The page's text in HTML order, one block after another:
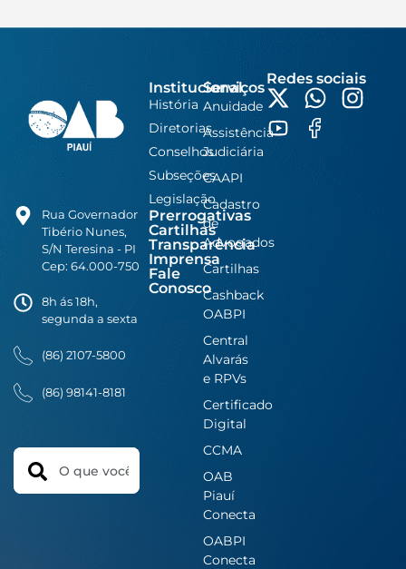
Rua Governador
Tibério Nunes,
S/N Teresina - PI
Cep: 64.000-750
8h ás 18h,
segunda a sexta
(86) 2107-5800
(86) 98141-8181
Search
Institucional
História
Diretorias
Conselhos
Subseções
Legislação
Prerrogativas
Cartilhas
Transparência
Imprensa
Fale
Conosco
Serviços
Anuidade
Assistência
Judiciária
CAAPI
Cadastro
de
Advogados
Cartilhas
Cashback
OABPI
Central
Alvarás
e RPVs
Certificado
Digital
CCMA
OAB
Piauí
Conecta
OABPI
Conecta
Redes sociais